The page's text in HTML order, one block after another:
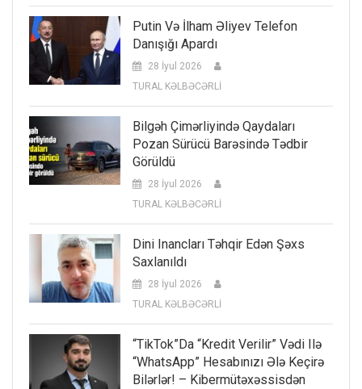
Putin Və İlham Əliyev Telefon
Danışığı Apardı
28 İyul 2026
TURAL KƏLBƏCƏRLİ
Bilgəh Çimərliyində Qaydaları
Pozan Sürücü Barəsində Tədbir
Görüldü
28 İyul 2026
TURAL KƏLBƏCƏRLİ
Dini Inancları Təhqir Edən Şəxs
Saxlanıldı
28 İyul 2026
TURAL KƏLBƏCƏRLİ
“TikTok”da “kredit Verilir” Vədi Ilə
“WhatsApp” Hesabınızı Ələ Keçirə
Bilərlər! – Kibermütəxəssisdən